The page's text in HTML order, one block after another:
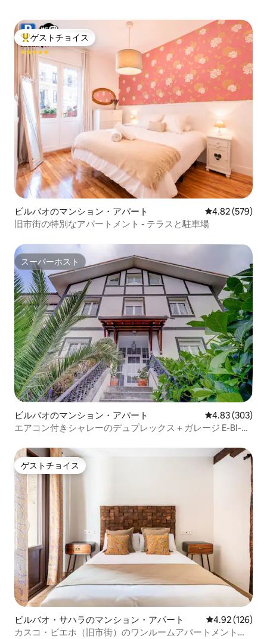
大好評のゲストチョイスです。
ゲストチョイス
ビルバオのマンション・アパート レビュー579
4.82 (579)
旧市街の特別なアパートメント - テラスと駐車場
スーパーホスト
スーパーホスト
ビルバオのマンション・アパート レビュー303
4.83 (303)
エアコン付きシャレーのデュプレックス＋ガレージ E-BI-
ゲストチョイス
ゲストチョイス
ビルバオ・サハラのマンション・アパート レビュー126
4.92 (126)
カスコ・ビエホ（旧市街）のワンルームアパートメント